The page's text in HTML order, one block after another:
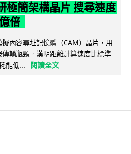
極簡架構晶片 搜尋速度
倍
內容尋址記憶體（CAM）晶片，用
輸瓶頸，漢明距離計算速度比標準
能低...
閱讀全文